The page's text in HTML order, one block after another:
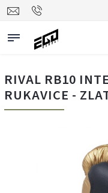
RIVAL RB10
RUKAVICE -